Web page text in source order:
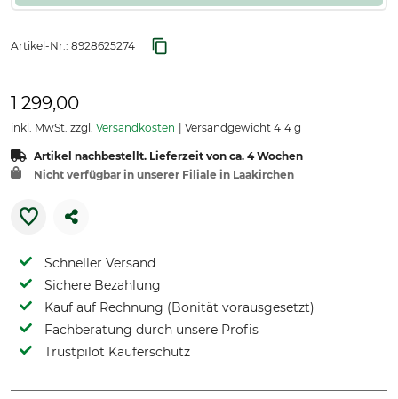
Artikel-Nr.: 8928625274
1 299,00
inkl. MwSt. zzgl. Versandkosten Versandgewicht 414 g
Artikel nachbestellt. Lieferzeit von ca. 4 Wochen
Nicht verfügbar in unserer Filiale in Laakirchen
Schneller Versand
Sichere Bezahlung
Kauf auf Rechnung (Bonität vorausgesetzt)
Fachberatung durch unsere Profis
Trustpilot Käuferschutz